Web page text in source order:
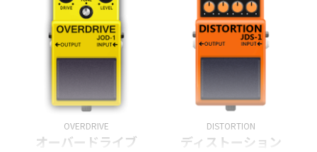
OVERDRIVE
オーバードライブ
DISTORTION
ディストーション